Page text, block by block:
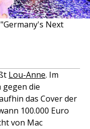
Next
Lou-Anne. Im
gegen die
das Cover der
100.000 Euro
von Mac